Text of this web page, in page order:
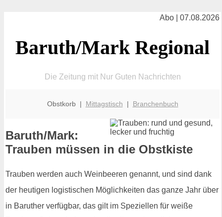
Abo | 07.08.2026
Baruth/Mark Regional
Die Zeitung mit Nur Guten Nachrichten
Obstkorb | Mittagstisch | Branchenbuch
Baruth/Mark:
Trauben müssen in die Obstkiste
Trauben werden auch Weinbeeren genannt, und sind dank
der heutigen logistischen Möglichkeiten das ganze Jahr über
in Baruther verfügbar, das gilt im Speziellen für weiße